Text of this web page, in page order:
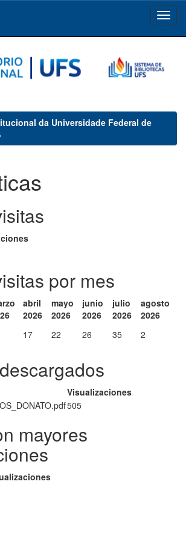
da Universidade Federal de
por mes
abril
2026
mayo
2026
junio
2026
julio
2026
agosto
2026
17 22 26 35 2
Visualizaciones
505
mayores